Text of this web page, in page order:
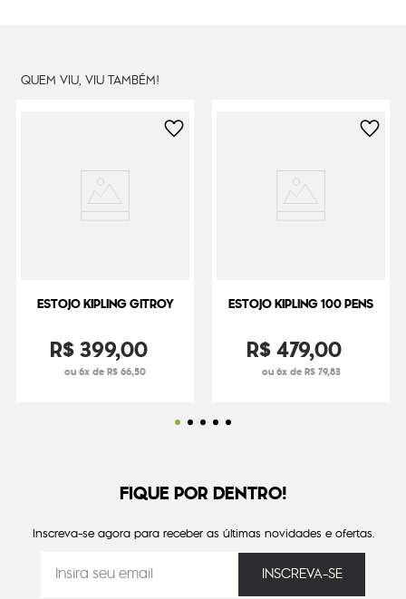
QUEM VIU, VIU TAMBÉM!
ESTOJO KIPLING GITROY
R$399,00
ou 6x de R$ 66,50
ESTOJO KIPLING 100 PENS
R$479,00
ou 6x de R$ 79,83
FIQUE POR DENTRO!
Inscreva-se agora para receber as últimas novidades e ofertas.